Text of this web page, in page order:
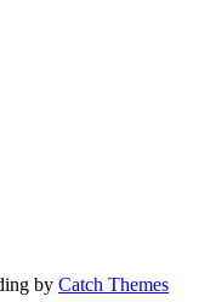
by Catch Themes